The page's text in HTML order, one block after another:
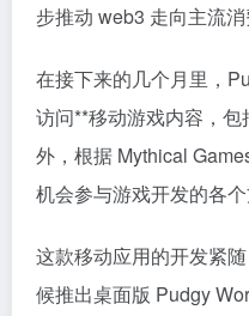
步推动 web3 走向主流
在接下来的几个月里，
访问**移动游戏内容，
外，根据 Mythical
机会参与游戏开发的各个
这款移动应用的开发紧
候推出桌面版 Pudgy